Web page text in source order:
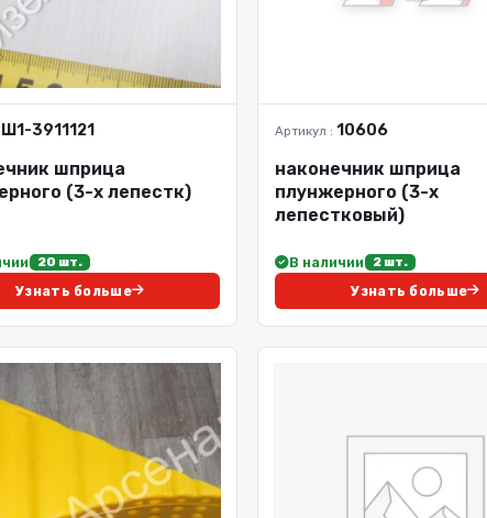
Ш1-3911121
шприца
(3-х лепестк)
20 шт.
Узнать больше
Артикул :10606
наконечник шприца
плунжерного (3-х
лепестковый)
В наличии 2 шт.
Узнать больше